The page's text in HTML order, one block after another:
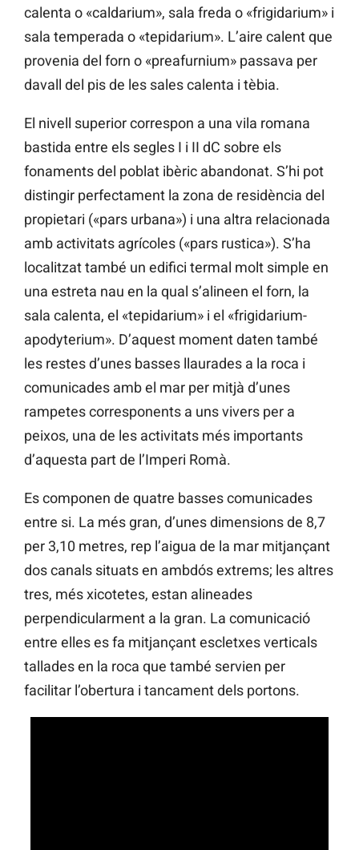
calenta o «caldarium», sala freda o «frigidarium» i
sala temperada o «tepidarium». L’aire calent que
provenia del forn o «preafurnium» passava per
davall del pis de les sales calenta i tèbia.
El nivell superior correspon a una vila romana
bastida entre els segles I i II dC sobre els
fonaments del poblat ibèric abandonat. S’hi pot
distingir perfectament la zona de residència del
propietari («pars urbana») i una altra relacionada
amb activitats agrícoles («pars rustica»). S’ha
localitzat també un edifici termal molt simple en
una estreta nau en la qual s’alineen el forn, la
sala calenta, el «tepidarium» i el «frigidarium-
apodyterium». D’aquest moment daten també
les restes d’unes basses llaurades a la roca i
comunicades amb el mar per mitjà d’unes
rampetes corresponents a uns vivers per a
peixos, una de les activitats més importants
d’aquesta part de l’Imperi Romà.
Es componen de quatre basses comunicades
entre si. La més gran, d’unes dimensions de 8,7
per 3,10 metres, rep l’aigua de la mar mitjançant
dos canals situats en ambdós extrems; les altres
tres, més xicotetes, estan alineades
perpendicularment a la gran. La comunicació
entre elles es fa mitjançant escletxes verticals
tallades en la roca que també servien per
facilitar l’obertura i tancament dels portons.